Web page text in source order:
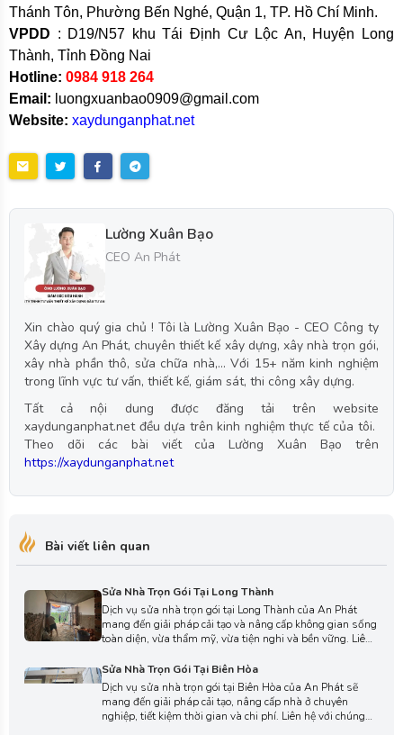
Thánh Tôn, Phường Bến Nghé, Quận 1, TP. Hồ Chí Minh.
VPDD : D19/N57 khu Tái Định Cư Lộc An, Huyện Long
Thành, Tỉnh Đồng Nai
Hotline: 0984 918 264
Email: luongxuanbao0909@gmail.com
Website: xaydunganphat.net
Lường Xuân Bạo
CEO An Phát
Xin chào quý gia chủ ! Tôi là Lường Xuân Bạo - CEO Công ty
Xây dựng An Phát, chuyên thiết kế xây dựng, xây nhà trọn gói,
xây nhà phần thô, sửa chữa nhà,... Với 15+ năm kinh nghiệm
trong lĩnh vực tư vấn, thiết kế, giám sát, thi công xây dựng.
Tất cả nội dung được đăng tải trên website
xaydunganphat.net đều dựa trên kinh nghiệm thực tế của tôi.
Theo dõi các bài viết của Lường Xuân Bạo trên
https://xaydunganphat.net
Bài viết liên quan
Sửa Nhà Trọn Gói Tại Long Thành
Dịch vụ sửa nhà trọn gói tại Long Thành của An Phát
mang đến giải pháp cải tạo và nâng cấp không gian sống
toàn diện, vừa thẩm mỹ, vừa tiện nghi và bền vững. Liên
lựa chọn phương án thi công phù hợp cho ngôi nhà của
bạn.
Sửa Nhà Trọn Gói Tại Biên Hòa
Dịch vụ sửa nhà trọn gói tại Biên Hòa của An Phát sẽ
mang đến giải pháp cải tạo, nâng cấp nhà ở chuyên
nghiệp, tiết kiệm thời gian và chi phí. Liên hệ với chúng